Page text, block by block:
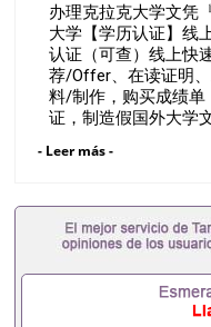
（可查）线上快速
荐/Offer、
办理克拉克大学文凭
大学【学历认证】线
认证（可查）线上快
荐/Offer、在读证明
料/制作，购买成绩单
证，制造假国外大学
理教育部认证办理大
理录取通知书办理学
凭办理英国文凭办理
速办理材料： 1、毕
备证明材料，给父母
2、雅思、托福，
- Leer más -